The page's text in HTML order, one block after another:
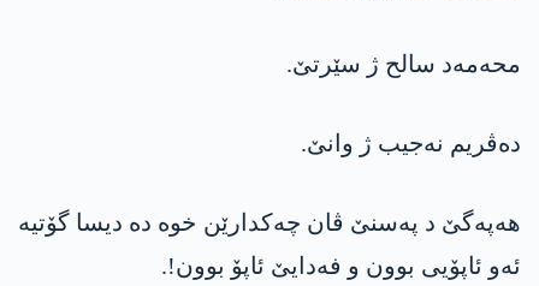
محه‌مه‌د سالح ژ سێرتێ.
ده‌ڤریم نه‌جیب ژ وانێ.
هه‌په‌گێ د په‌سنێ ڤان چه‌كدارێن خوه‌ ده‌ دیسا گۆتیه‌
ئه‌و ئاپۆیی بوون و فه‌دایێ ئاپۆ بوون!.